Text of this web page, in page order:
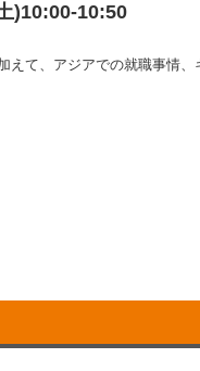
)10:00-10:50
て、アジアでの就職事情